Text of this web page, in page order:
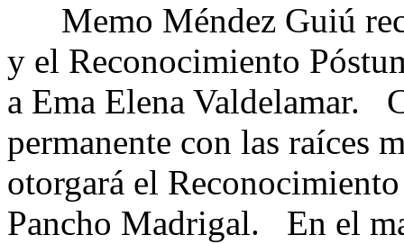
Memo Méndez Guiú
y el Reconocimiento
a Ema Elena Valdelamar.
permanente con las raíces
otorgará el
Pancho Madrigal. En el